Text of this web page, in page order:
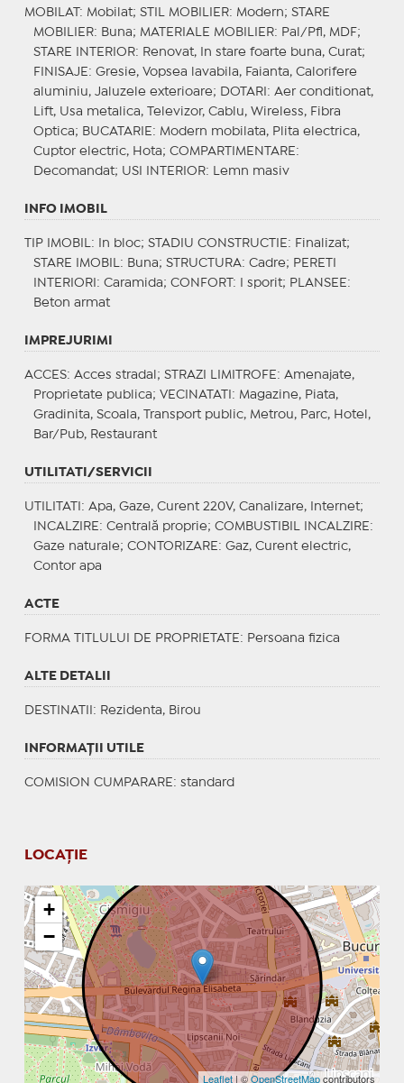
MOBILAT : Mobilat; STIL MOBILIER: Modern; STARE
MOBILIER: Buna; MATERIALE MOBILIER: Pal/Pfl, MDF;
STARE INTERIOR: Renovat, In stare foarte buna, Curat;
FINISAJE : Gresie, Vopsea lavabila, Faianta, Calorifere
aluminiu, Jaluzele exterioare;
DOTARI : Aer conditionat,
Lift, Usa metalica, Televizor, Cablu, Wireless, Fibra
Optica; BUCATARIE : Modern mobilata, Plita electrica,
Cuptor electric, Hota; COMPARTIMENTARE :
Decomandat; USI INTERIOR: Lemn masiv
INFO IMOBIL
TIP IMOBIL : In bloc; STADIU CONSTRUCTIE : Finalizat;
STARE IMOBIL : Buna; STRUCTURA: Cadre; PERETI
INTERIORI : Caramida; CONFORT : I sporit; PLANSEE :
Beton armat
IMPREJURIMI
ACCES: Acces stradal; STRAZI LIMITROFE : Amenajate,
Proprietate publica; VECINATATI : Magazine, Piata,
Gradinita, Scoala, Transport public, Metrou, Parc, Hotel,
Bar/Pub, Restaurant
UTILITATI/SERVICII
UTILITATI : Apa, Gaze, Curent 220V, Canalizare, Internet;
INCALZIRE : Centrală proprie; COMBUSTIBIL INCALZIRE :
Gaze naturale; CONTORIZARE : Gaz, Curent electric,
Contor apa
ACTE
FORMA TITLULUI DE PROPRIETATE : Persoana fizica
ALTE DETALII
DESTINATII : Rezidenta, Birou
INFORMAŢII UTILE
COMISION CUMPARARE: standard
LOCAȚIE
+
−
Leaflet | ©OpenStreetMapcontributors